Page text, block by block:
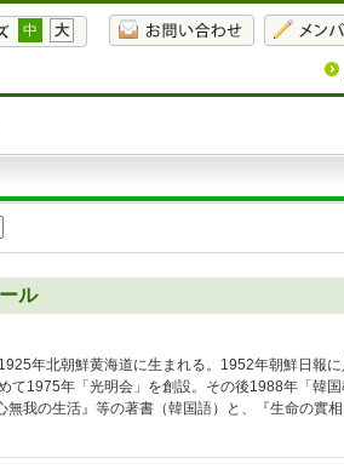
中 大
ル
年北朝鮮黄海道に生まれる。1952年朝鮮日報
て1975年「光明会」を創設。その後1988年「韓
無我の生活』等の著書（韓国語）と、『生命の實